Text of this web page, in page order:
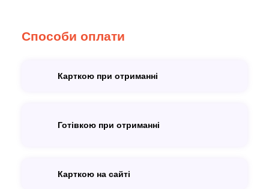
Способи оплати
Карткою при отриманні
Готівкою при отриманні
Карткою на сайті